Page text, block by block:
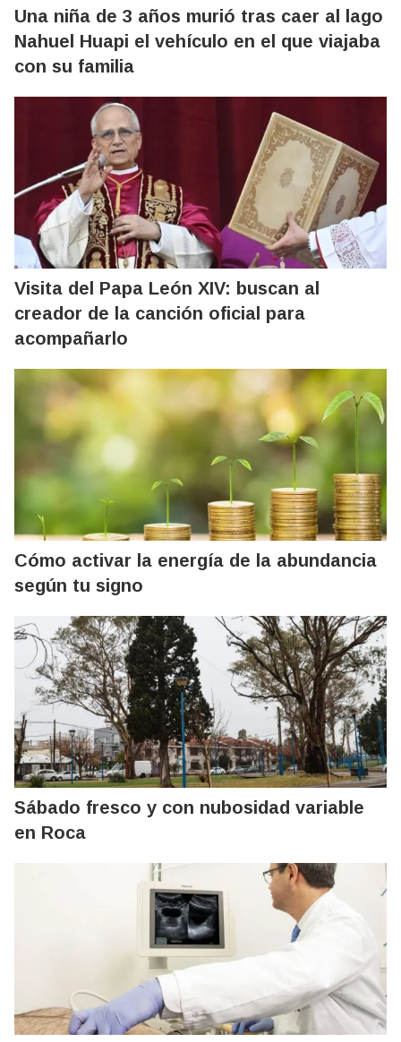
Una niña de 3 años murió tras caer al lago
Nahuel Huapi el vehículo en el que viajaba
con su familia
Visita del Papa León XIV: buscan al
creador de la canción oficial para
acompañarlo
Cómo activar la energía de la abundancia
según tu signo
Sábado fresco y con nubosidad variable
en Roca